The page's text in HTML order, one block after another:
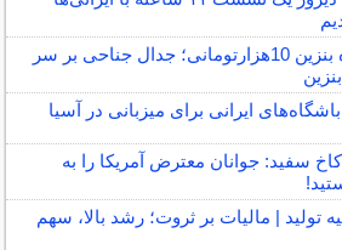
پشت پرده بنزین 10‌هزارتومانی؛ جدال جناحی بر سر
ایرانی برای میزبانی در آسیا
سفید: جوانان معترض آمریکا را به
تولید | مالیات بر ثروت؛ رشد بالا، سهم